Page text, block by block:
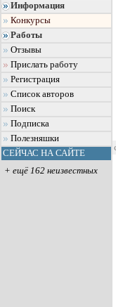
Информация
Конкурсы
Работы
Отзывы
Прислать работу
Регистрация
Список авторов
Поиск
Подписка
Полезняшки
СЕЙЧАС НА САЙТЕ
+ ещё 162 неизвестных